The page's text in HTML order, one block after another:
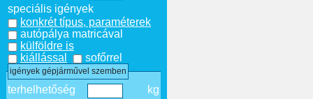
speciális igények
konkrét típus, paraméterek
autópálya matricával
külföldre is
kiállással
sofőrrel
igények gépjárművel szemben
terhelhetőség
kg